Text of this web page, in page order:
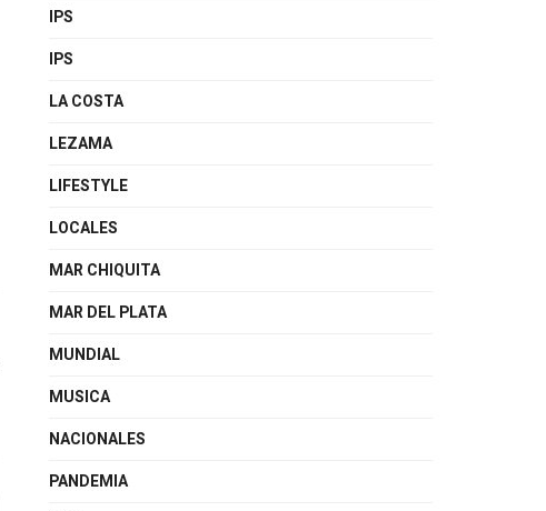
IPS
IPS
LA COSTA
LEZAMA
LIFESTYLE
LOCALES
MAR CHIQUITA
MAR DEL PLATA
MUNDIAL
MUSICA
NACIONALES
PANDEMIA